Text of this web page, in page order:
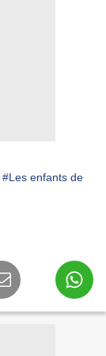
#Les enfants de